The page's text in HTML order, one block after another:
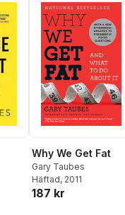
Why We Get Fat
Gary Taubes
Häftad, 2011
187 kr